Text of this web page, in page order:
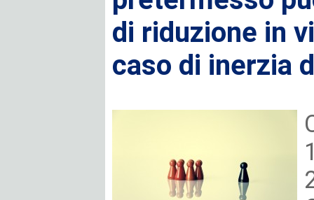
di riduzione in
caso di inerzia